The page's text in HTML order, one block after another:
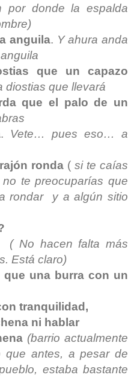
por donde la espalda
anguila. Y ahura anda
que un capazo
diostias que llevará
que el palo de un
. Vete… pues eso… a
ronda( si te caías
te preocuparías que
rondar y a algún sitio
( No hacen falta más
Está claro)
que una burra con un
tranquilidad,
ni hablar
(barrio actualmente
que antes, a pesar de
estaba bastante